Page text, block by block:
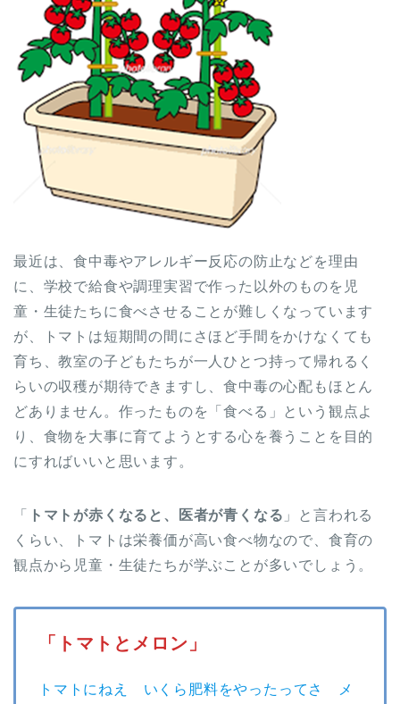
最近は、食中毒やアレルギー反応の防止などを理由
に、学校で給食や調理実習で作った以外のものを児
童・生徒たちに食べさせることが難しくなっています
が、トマトは短期間の間にさほど手間をかけなくても
育ち、教室の子どもたちが一人ひとつ持って帰れるく
らいの収穫が期待できますし、食中毒の心配もほとん
どありません。作ったものを「食べる」という観点よ
り、食物を大事に育てようとする心を養うことを目的
にすればいいと思います。
「 トマトが赤くなると、医者が青くなる 」と言われる
くらい、トマトは栄養価が高い食べ物なので、食育の
観点から児童・生徒たちが学ぶことが多いでしょう。
「トマトとメロン」
トマトにねえ いくら肥料をやったってさ メ